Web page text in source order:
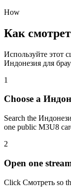
How
Как
Используйте этот
Индонезия для
1
Choose a
Search the
one public M3U8
2
Open one
Click Смотреть so